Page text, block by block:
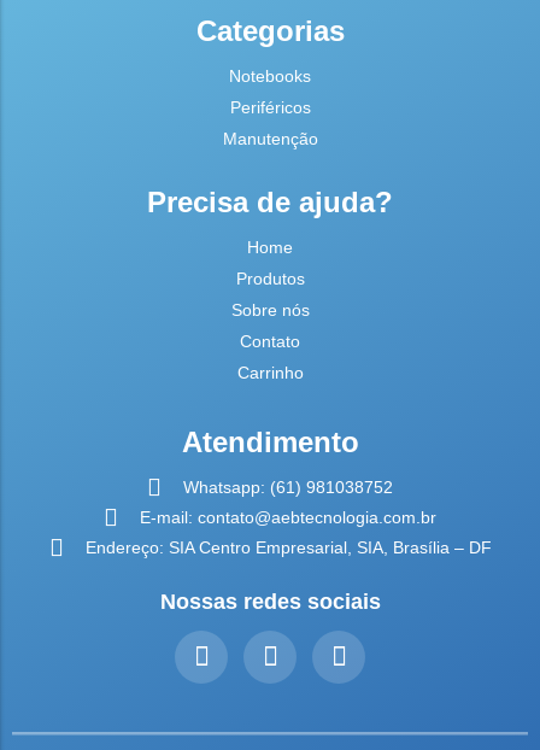
Categorias
Notebooks
Periféricos
Manutenção
Precisa de ajuda?
Home
Produtos
Sobre nós
Contato
Carrinho
Atendimento
Whatsapp: (61) 981038752
E-mail: contato@aebtecnologia.com.br
Endereço: SIA Centro Empresarial, SIA, Brasília – DF
Nossas redes sociais